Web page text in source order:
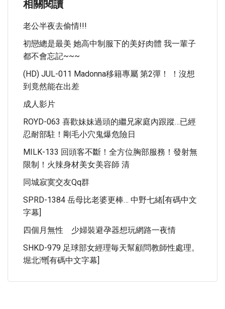
相關閱讀
老公半夜去偷情!!!
初戀總是最美 她高中制服下的美好肉體 我一輩子
都不會忘記~~~
(HD) JUL-011 Madonna移籍專屬 第2彈！ ！沒想
到竟然能在出差
成人影片
ROYD-063 喜歡妹妹過頭的繼兄家庭內跟蹤…已經
忍耐部駐！剛毛小穴鬼爆危險日
MILK-133 回頭客不斷！全方位胸部服務！發射無
限制！火辣身材美女美容師 清
同城寂寞交友qq群
SPRD-1384 岳母比老婆更棒… 中野七緒[有碼中文
字幕]
四個月無性 少婦裝避孕器想玩網路一夜情
SHKD-979 足球部女經理毎天幫顧問教師性處理。
堀北灣[有碼中文字幕]